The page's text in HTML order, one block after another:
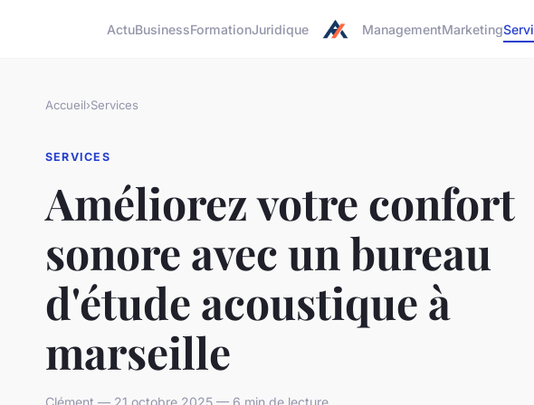
ActuBusinessFormationJuridique ManagementMarketing
Accueil›Services
SERVICES
Améliorez votre confort
sonore avec un bureau
d'étude acoustique à
marseille
Clément — 21 octobre 2025 — 6 min de lecture